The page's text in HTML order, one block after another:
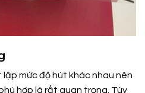
lập mức độ hút khác nhau nên
hợp là rất quan trọng. Tùy